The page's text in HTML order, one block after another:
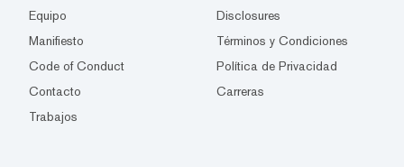
Equipo
Disclosures
Manifiesto
Términos y Condiciones
Code of Conduct
Política de Privacidad
Contacto
Carreras
Trabajos